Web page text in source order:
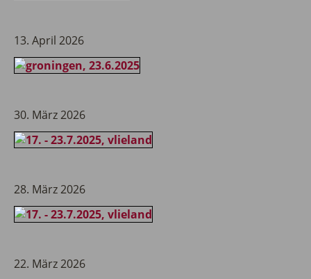
13. April 2026
30. März 2026
28. März 2026
22. März 2026